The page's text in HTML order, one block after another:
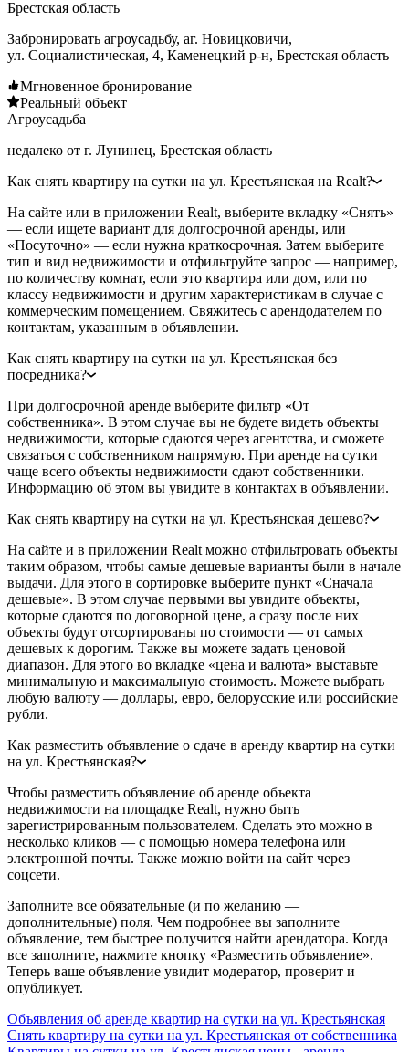
Брестская область
Забронировать агроусадьбу, аг. Новицковичи,
ул. Социалистическая, 4, Каменецкий р-н, Брестская область
Мгновенное бронирование
Реальный объект
Агроусадьба
недалеко от г. Лунинец, Брестская область
Как снять квартиру на сутки на ул. Крестьянская на Realt?
На сайте или в приложении Realt, выберите вкладку «Снять»
— если ищете вариант для долгосрочной аренды, или
«Посуточно» — если нужна краткосрочная. Затем выберите
тип и вид недвижимости и отфильтруйте запрос — например,
по количеству комнат, если это квартира или дом, или по
классу недвижимости и другим характеристикам в случае с
коммерческим помещением. Свяжитесь с арендодателем по
контактам, указанным в объявлении.
Как снять квартиру на сутки на ул. Крестьянская без
посредника?
При долгосрочной аренде выберите фильтр «От
собственника». В этом случае вы не будете видеть объекты
недвижимости, которые сдаются через агентства, и сможете
связаться с собственником напрямую. При аренде на сутки
чаще всего объекты недвижимости сдают собственники.
Информацию об этом вы увидите в контактах в объявлении.
Как снять квартиру на сутки на ул. Крестьянская дешево?
На сайте и в приложении Realt можно отфильтровать объекты
таким образом, чтобы самые дешевые варианты были в начале
выдачи. Для этого в сортировке выберите пункт «Сначала
дешевые». В этом случае первыми вы увидите объекты,
которые сдаются по договорной цене, а сразу после них
объекты будут отсортированы по стоимости — от самых
дешевых к дорогим. Также вы можете задать ценовой
диапазон. Для этого во вкладке «цена и валюта» выставьте
минимальную и максимальную стоимость. Можете выбрать
любую валюту — доллары, евро, белорусские или российские
рубли.
Как разместить объявление о сдаче в аренду квартир на сутки
на ул. Крестьянская?
Чтобы разместить объявление об аренде объекта
недвижимости на площадке Realt, нужно быть
зарегистрированным пользователем. Сделать это можно в
несколько кликов — с помощью номера телефона или
электронной почты. Также можно войти на сайт через
соцсети.
Заполните все обязательные (и по желанию —
дополнительные) поля. Чем подробнее вы заполните
объявление, тем быстрее получится найти арендатора. Когда
все заполните, нажмите кнопку «Разместить объявление».
Теперь ваше объявление увидит модератор, проверит и
опубликует.
Объявления об аренде квартир на сутки на ул. Крестьянская
Снять квартиру на сутки на ул. Крестьянская от собственника